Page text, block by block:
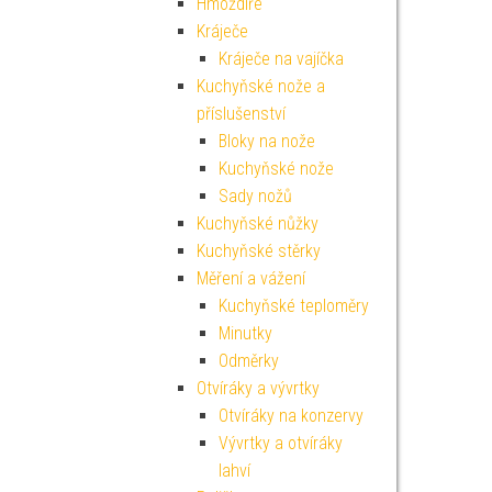
Kráječe
Kráječe na vajíčka
Kuchyňské nože a
příslušenství
Bloky na nože
Kuchyňské nože
Sady nožů
Kuchyňské nůžky
Kuchyňské stěrky
Měření a vážení
Kuchyňské teploměry
Minutky
Odměrky
Otvíráky a vývrtky
Otvíráky na konzervy
Vývrtky a otvíráky
lahví